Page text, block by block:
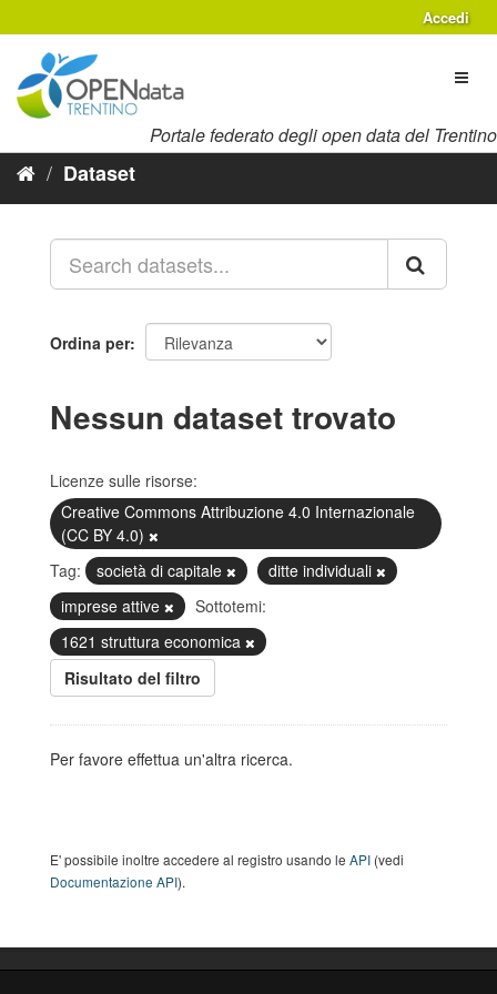
al
contenuto
Accedi
Portale federato degli open data del Trentino
Dataset
Ordina per
Nessun dataset trovato
Licenze sulle risorse:
Creative Commons Attribuzione 4.0 Internazionale
(CC BY 4.0)
Tag:
società di capitale
ditte individuali
imprese attive
Sottotemi:
1621 struttura economica
Risultato del filtro
Per favore effettua un'altra ricerca.
E' possibile inoltre accedere al registro usando le API (vedi
Documentazione API).